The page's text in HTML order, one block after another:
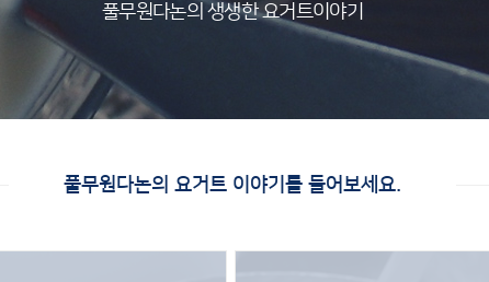
풀무원다논의 생생한 요거트이야기
풀무원다논의 요거트 이야기를 들어보세요.